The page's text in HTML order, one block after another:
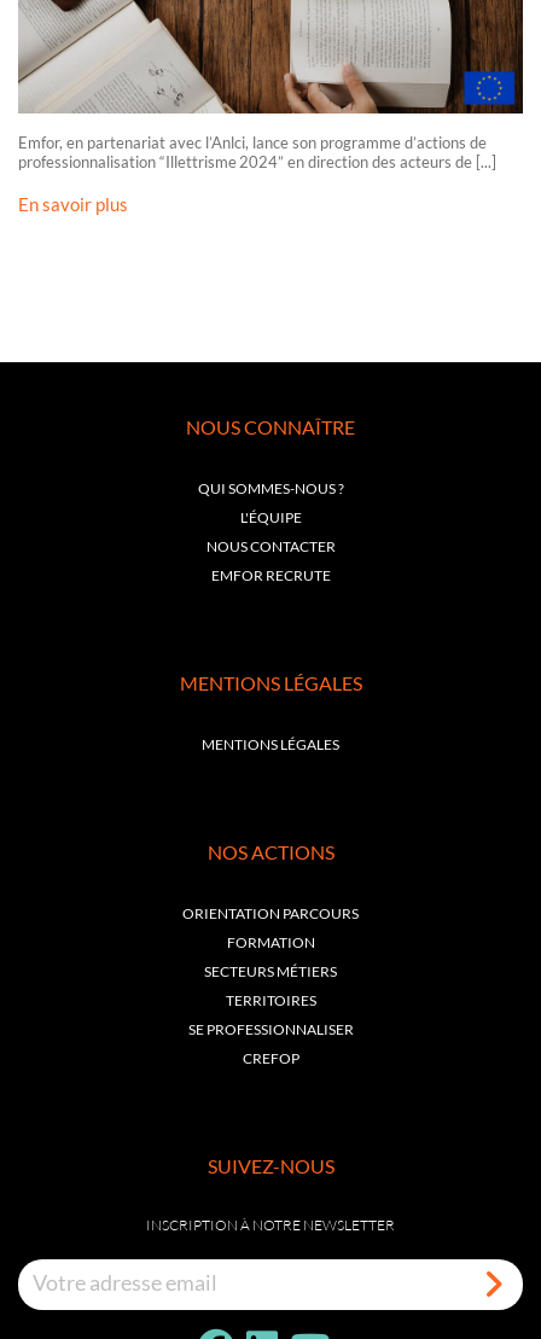
Emfor, en partenariat avec l’Anlci, lance son programme d’actions de
professionnalisation “Illettrisme 2024” en direction des acteurs de [...]
En savoir plus
NOUS CONNAÎTRE
QUI SOMMES-NOUS ?
L'ÉQUIPE
NOUS CONTACTER
EMFOR RECRUTE
MENTIONS LÉGALES
MENTIONS LÉGALES
NOS ACTIONS
ORIENTATION PARCOURS
FORMATION
SECTEURS MÉTIERS
TERRITOIRES
SE PROFESSIONNALISER
CREFOP
SUIVEZ-NOUS
INSCRIPTION À NOTRE NEWSLETTER